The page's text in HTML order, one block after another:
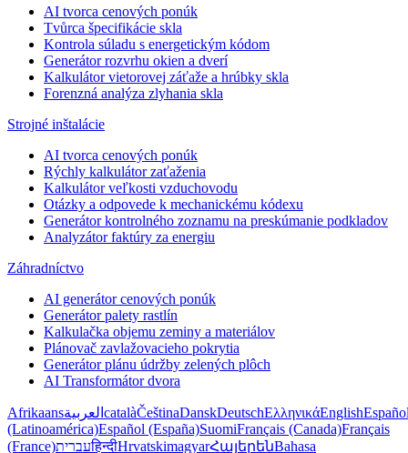
AI tvorca cenových ponúk
Tvůrca špecifikácie skla
Kontrola súladu s energetickým kódom
Generátor rozvrhu okien a dverí
Kalkulátor vietorovej záťaže a hrúbky skla
Forenzná analýza zlyhania skla
Strojné inštalácie
AI tvorca cenových ponúk
Rýchly kalkulátor zaťaženia
Kalkulátor veľkosti vzduchovodu
Otázky a odpovede k mechanickému kódexu
Generátor kontrolného zoznamu na preskúmanie podkladov
Analyzátor faktúry za energiu
Záhradníctvo
AI generátor cenových ponúk
Generátor palety rastlín
Kalkulačka objemu zeminy a materiálov
Plánovač zavlažovacieho pokrytia
Generátor plánu údržby zelených plôch
AI Transformátor dvora
Afrikaansالعربية catalàČeštinaDanskDeutschΕλληνικάEnglish
(Latinoamérica)Español (España)SuomiFrançais (Canada)Français
(France)עבריתहिन्दीHrvatskimagyarՀայերենBahasa